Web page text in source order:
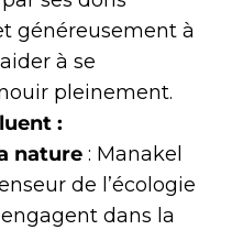
généreusement à
à se
pleinement.
:
nature : Manakel
de l’écologie
dans la